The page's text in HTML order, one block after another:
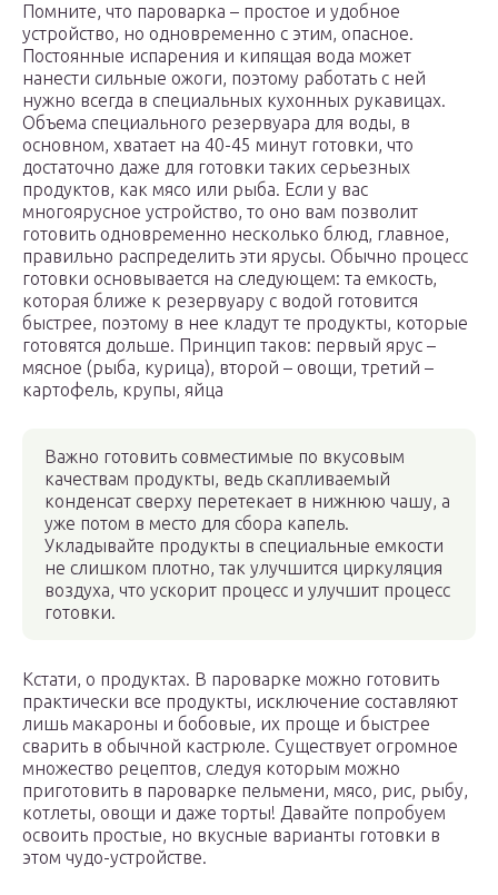
Помните, что пароварка – простое и удобное
устройство, но одновременно с этим, опасное.
Постоянные испарения и кипящая вода может
нанести сильные ожоги, поэтому работать с ней
нужно всегда в специальных кухонных рукавицах.
Объема специального резервуара для воды, в
основном, хватает на 40-45 минут готовки, что
достаточно даже для готовки таких серьезных
продуктов, как мясо или рыба. Если у вас
многоярусное устройство, то оно вам позволит
готовить одновременно несколько блюд, главное,
правильно распределить эти ярусы. Обычно процесс
готовки основывается на следующем: та емкость,
которая ближе к резервуару с водой готовится
быстрее, поэтому в нее кладут те продукты, которые
готовятся дольше. Принцип таков: первый ярус –
мясное (рыба, курица), второй – овощи, третий –
картофель, крупы, яйца
Важно готовить совместимые по вкусовым
качествам продукты, ведь скапливаемый
конденсат сверху перетекает в нижнюю чашу, а
уже потом в место для сбора капель.
Укладывайте продукты в специальные емкости
не слишком плотно, так улучшится циркуляция
воздуха, что ускорит процесс и улучшит процесс
готовки.
Кстати, о продуктах. В пароварке можно готовить
практически все продукты, исключение составляют
лишь макароны и бобовые, их проще и быстрее
сварить в обычной кастрюле. Существует огромное
множество рецептов, следуя которым можно
приготовить в пароварке пельмени, мясо, рис, рыбу,
котлеты, овощи и даже торты! Давайте попробуем
освоить простые, но вкусные варианты готовки в
этом чудо-устройстве.